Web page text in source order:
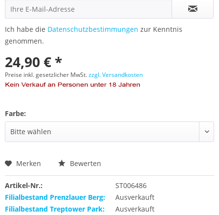
Ich habe die Datenschutzbestimmungen zur Kenntnis
genommen.
24,90 € *
Preise inkl. gesetzlicher MwSt.zzgl. Versandkosten
Farbe:
Merken Bewerten
Artikel-Nr.:
ST006486
Filialbestand Prenzlauer Berg:
Ausverkauft
Filialbestand Treptower Park:
Ausverkauft